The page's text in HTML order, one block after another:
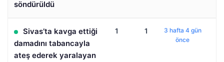
söndürüldü
Sivas’ta kavga ettiği
damadını tabancayla
ateş ederek yaralayan
1 1
3 hafta 4 gün
önce